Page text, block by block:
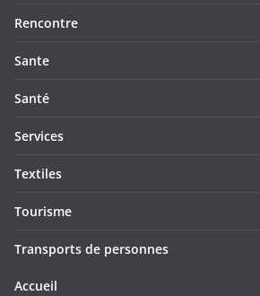
Rencontre
Sante
Santé
Services
Textiles
Tourisme
Transports de personnes
Accueil